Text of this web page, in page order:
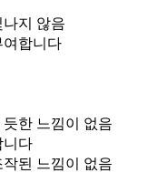
지 않음
여합니다
한 느낌이 없음
니다
된 느낌이 없음